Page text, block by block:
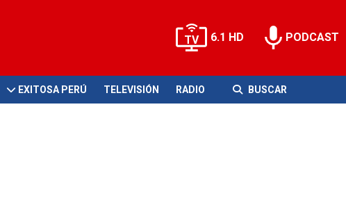
6.1 HD PODCAST
EXITOSA PERÚ TELEVISIÓN RADIO BUSCAR